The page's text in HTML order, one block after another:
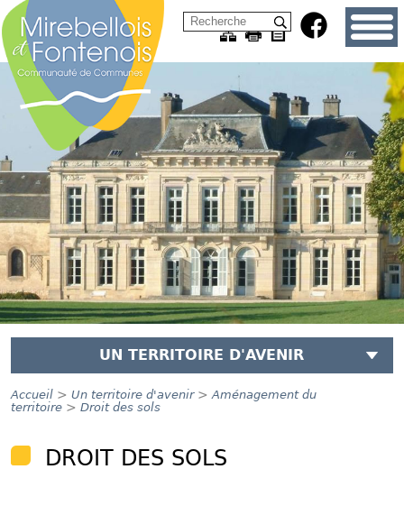
UN TERRITOIRE D'AVENIR
Accueil> Un territoire d'avenir> Aménagement du
territoire> Droit des sols
DROIT DES SOLS